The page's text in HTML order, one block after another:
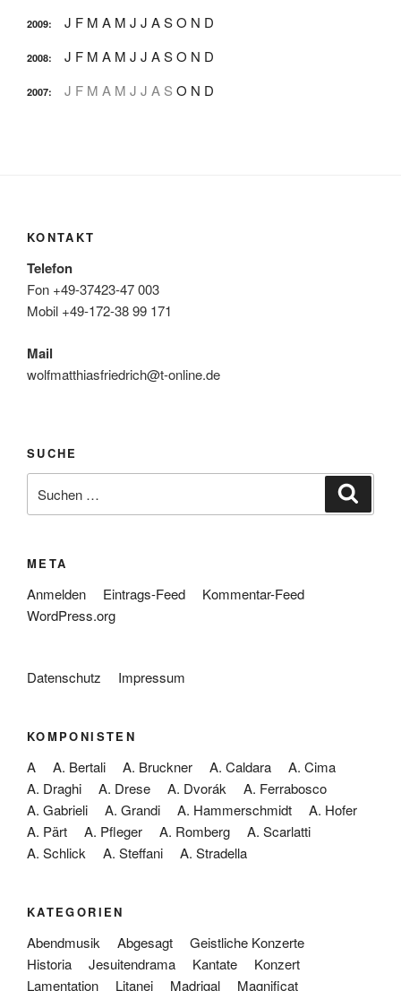
2009: J F M A M J J ASO N D
2008: J F M A M J J ASO N D
2007: J F M A M J J A S O N D
KONTAKT
Telefon
Fon +49-37423-47 003
Mobil +49-172-38 99 171
Mail
wolfmatthiasfriedrich@t-online.de
SUCHE
nach:
META
Anmelden Eintrags-Feed
Kommentar-Feed
WordPress.org
Datenschutz Impressum
KOMPONISTEN
A A. Bertali A. Bruckner A. Caldara
A. Cima
A. Draghi
A. Drese A. Dvorák
A. Ferrabosco
A. Gabrieli
A. Grandi A. Hammerschmidt
A. Hofer
A. Pärt
A. Pfleger A. Romberg
A. Scarlatti
A. Schlick
A. Steffani A. Stradella
KATEGORIEN
Abendmusik Abgesagt
Geistliche Konzerte
Historia
Jesuitendrama Kantate
Konzert
Lamentation
Litanei Madrigal Magnificat